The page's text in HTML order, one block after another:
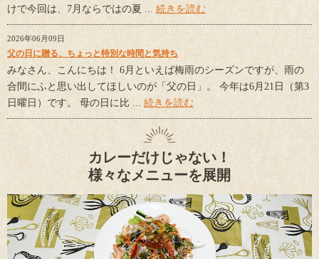
けで今回は、7月ならではの夏 ... 続きを読む
2026年06月09日
父の日に贈る、ちょっと特別な時間と気持ち
みなさん、こんにちは！ 6月といえば梅雨のシーズンですが、雨の
合間にふと思い出してほしいのが「父の日」。 今年は6月21日（第3
日曜日）です。 母の日に比 ... 続きを読む
カレーだけじゃない！
様々なメニューを展開